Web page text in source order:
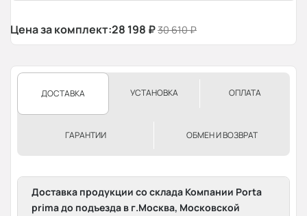
Цена за комплект:28 198 ₽30 610₽
ДОСТАВКА УСТАНОВКА ОПЛАТА
ГАРАНТИИ ОБМЕН И ВОЗВРАТ
Доставка продукции со склада Компании Porta
prima до подъезда в г.Москва, Московской